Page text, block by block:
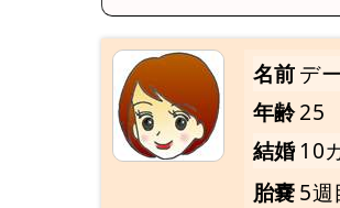
名前デ
年齢25
結婚 10
胎嚢5週